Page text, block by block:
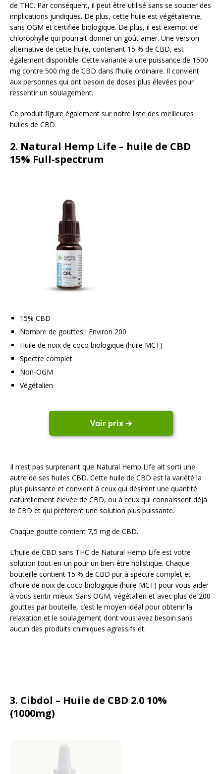
de THC. Par conséquent, il peut être utilisé sans se soucier des
implications juridiques. De plus, cette huile est végétalienne,
sans OGM et certifiée biologique. De plus, il est exempt de
chlorophylle qui pourrait donner un goût amer. Une version
alternative de cette huile, contenant 15 % de CBD, est
également disponible. Cette variante a une puissance de 1500
mg contre 500 mg de CBD dans l’huile ordinaire. Il convient
aux personnes qui ont besoin de doses plus élevées pour
ressentir un soulagement.
Ce produit figure également sur notre liste des meilleures
huiles de CBD.
2. Natural Hemp Life – huile de CBD
15% Full-spectrum
15% CBD
Nombre de gouttes : Environ 200
Huile de noix de coco biologique (huile MCT)
Spectre complet
Non-OGM
Végétalien
Voir prix ➔
Il n’est pas surprenant que Natural Hemp Life ait sorti une
autre de ses huiles CBD. Cette huile de CBD est la variété la
plus puissante et convient à ceux qui désirent une quantité
naturellement élevée de CBD, ou à ceux qui connaissent déjà
le CBD et qui préfèrent une solution plus puissante.
Chaque goutte contient 7,5 mg de CBD.
L’huile de CBD sans THC de Natural Hemp Life est votre
solution tout-en-un pour un bien-être holistique. Chaque
bouteille contient 15 % de CBD pur à spectre complet et
d’huile de noix de coco biologique (huile MCT) pour vous aider
à vous sentir mieux. Sans OGM, végétalien et avec plus de 200
gouttes par bouteille, c’est le moyen idéal pour obtenir la
relaxation et le soulagement dont vous avez besoin sans
aucun des produits chimiques agressifs et.
3. Cibdol – Huile de CBD 2.0 10%
(1000mg)